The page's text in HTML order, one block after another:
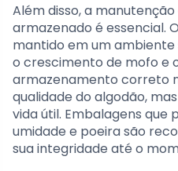
Além disso, a
armazenado é essencial.
mantido em um
o crescimento de mofo e
armazenamento correto
qualidade do algodão,
vida útil. Embalagens que
umidade e poeira são
sua integridade até o